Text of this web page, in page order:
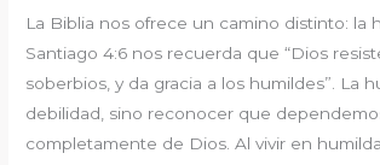
La Biblia nos ofrece un camino distinto: la
Santiago 4:6 nos recuerda que “Dios
soberbios, y da gracia a los humildes”. La
debilidad, sino reconocer que
completamente de Dios. Al vivir en